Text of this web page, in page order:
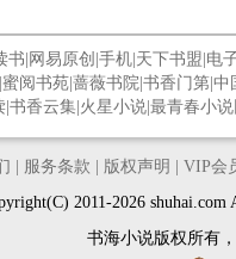
书 网易原创 手机 天下书盟 电
蜜阅书苑 蔷薇书院 书香门第 中
书香云集 火星小说 最青春小
服务条款 版权声明
VIP会
2011-2026
书海小说版权所有